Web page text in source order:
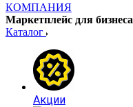
Маркетплейс для бизнеса
Каталог
Акции